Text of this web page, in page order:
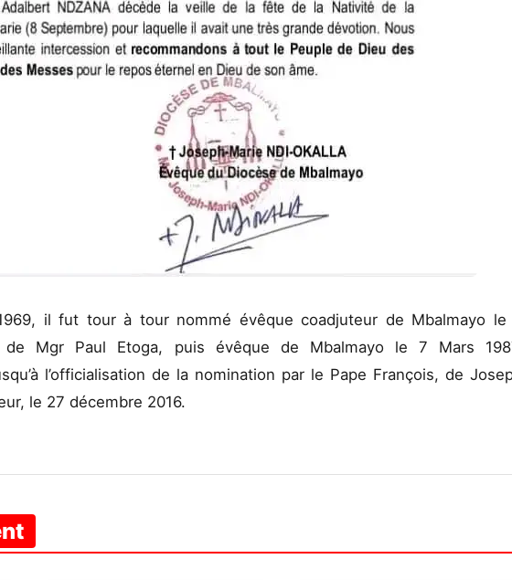
il fut tour à tour nommé évêque coadjuteur de Mbalmayo le
Mgr Paul Etoga, puis évêque de Mbalmayo le 7 Mars
l’officialisation de la nomination par le Pape François, de
le 27 décembre 2016.